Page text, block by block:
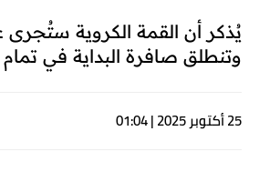
يُذكر أن القمة الكروية ستُجرى
وتنطلق صافرة البداية في
25 أكتوبر 2025 | 01:04